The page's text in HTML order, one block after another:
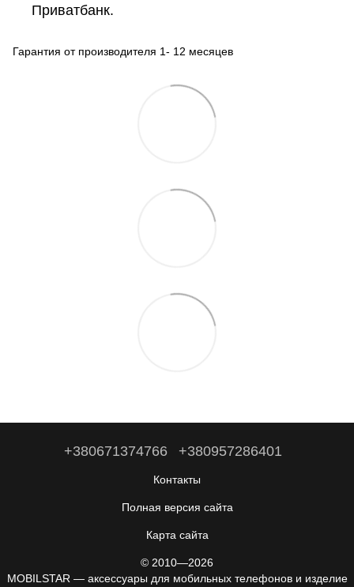
Приватбанк.
Гарантия от производителя 1- 12 месяцев
+380671374766 +380957286401
Контакты
Полная версия сайта
Карта сайта
© 2010—2026
MOBILSTAR — аксессуары для мобильных телефонов и изделие